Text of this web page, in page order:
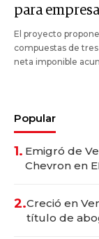
para
El proyecto
compuestas de
neta imponible
Popular
1. Emigró de
Chevron en
2.Creció en
título de